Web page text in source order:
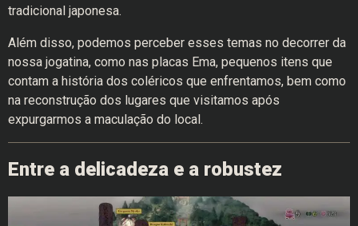
tradicional japonesa.
Além disso, podemos perceber esses temas no decorrer da
nossa jogatina, como nas placas Ema, pequenos itens que
contam a história dos coléricos que enfrentamos, bem como
na reconstrução dos lugares que visitamos após
expurgarmos a maculação do local.
Entre a delicadeza e a robustez